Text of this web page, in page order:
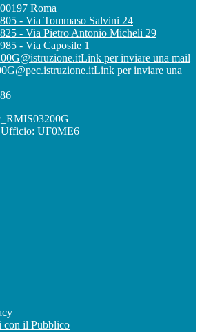
Roma
- Via Tommaso Salvini 24
- Via Pietro Antonio Micheli 29
- Via Caposile 1
Link per inviare una mail
Link per inviare una
UF0ME6
il Pubblico